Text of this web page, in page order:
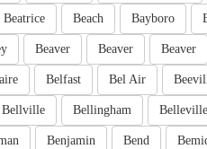
Bayboro
Beach
Beatrice
Beaver
Beaver
Beaver
Bel Air
Belfast
Belleville
Bellingham
Bellville
Bend
Benjamin